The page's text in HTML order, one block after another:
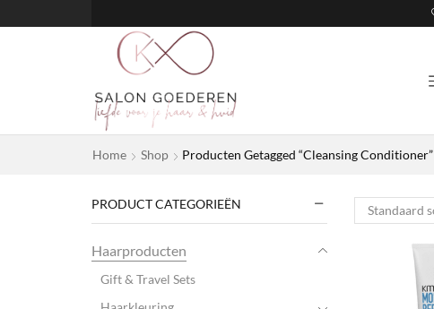
Home Shop Producten Getagged “Cleansing Conditioner”
PRODUCT CATEGORIEËN
Haarproducten
Gift & Travel Sets